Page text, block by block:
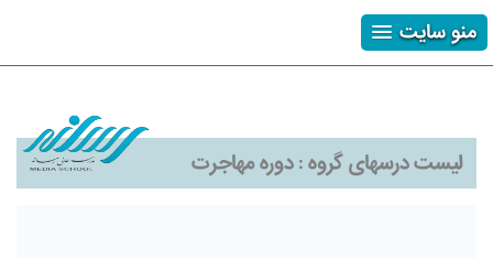
منو سایت
لیست درسهای گروه :دوره مهاجرت